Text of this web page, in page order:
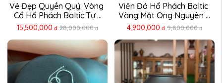
Vẻ Đẹp Quyền Quý: Vòng
Cổ Hổ Phách Baltic Tự ...
15,500,000 đ 28,000,000 đ
Viên Đá Hổ Phách Baltic
Vàng Mật Ong Nguyên ...
4,900,000 đ 9,800,000 đ